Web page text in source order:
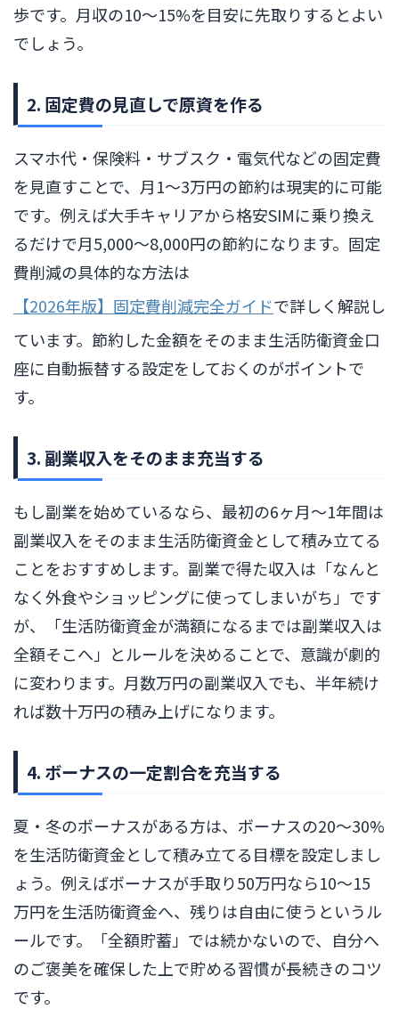
歩です。月収の10〜15%を目安に先取りするとよい
でしょう。
2. 固定費の見直しで原資を作る
スマホ代・保険料・サブスク・電気代などの固定費
を見直すことで、月1〜3万円の節約は現実的に可能
です。例えば大手キャリアから格安SIMに乗り換え
るだけで月5,000〜8,000円の節約になります。固定
費削減の具体的な方法は
【2026年版】固定費削減完全ガイドで詳しく解説し
ています。節約した金額をそのまま生活防衛資金口
座に自動振替する設定をしておくのがポイントで
す。
3. 副業収入をそのまま充当する
もし副業を始めているなら、最初の6ヶ月〜1年間は
副業収入をそのまま生活防衛資金として積み立てる
ことをおすすめします。副業で得た収入は「なんと
なく外食やショッピングに使ってしまいがち」です
が、「生活防衛資金が満額になるまでは副業収入は
全額そこへ」とルールを決めることで、意識が劇的
に変わります。月数万円の副業収入でも、半年続け
れば数十万円の積み上げになります。
4. ボーナスの一定割合を充当する
夏・冬のボーナスがある方は、ボーナスの20〜30%
を生活防衛資金として積み立てる目標を設定しまし
ょう。例えばボーナスが手取り50万円なら10〜15
万円を生活防衛資金へ、残りは自由に使うというル
ールです。「全額貯蓄」では続かないので、自分へ
のご褒美を確保した上で貯める習慣が長続きのコツ
です。